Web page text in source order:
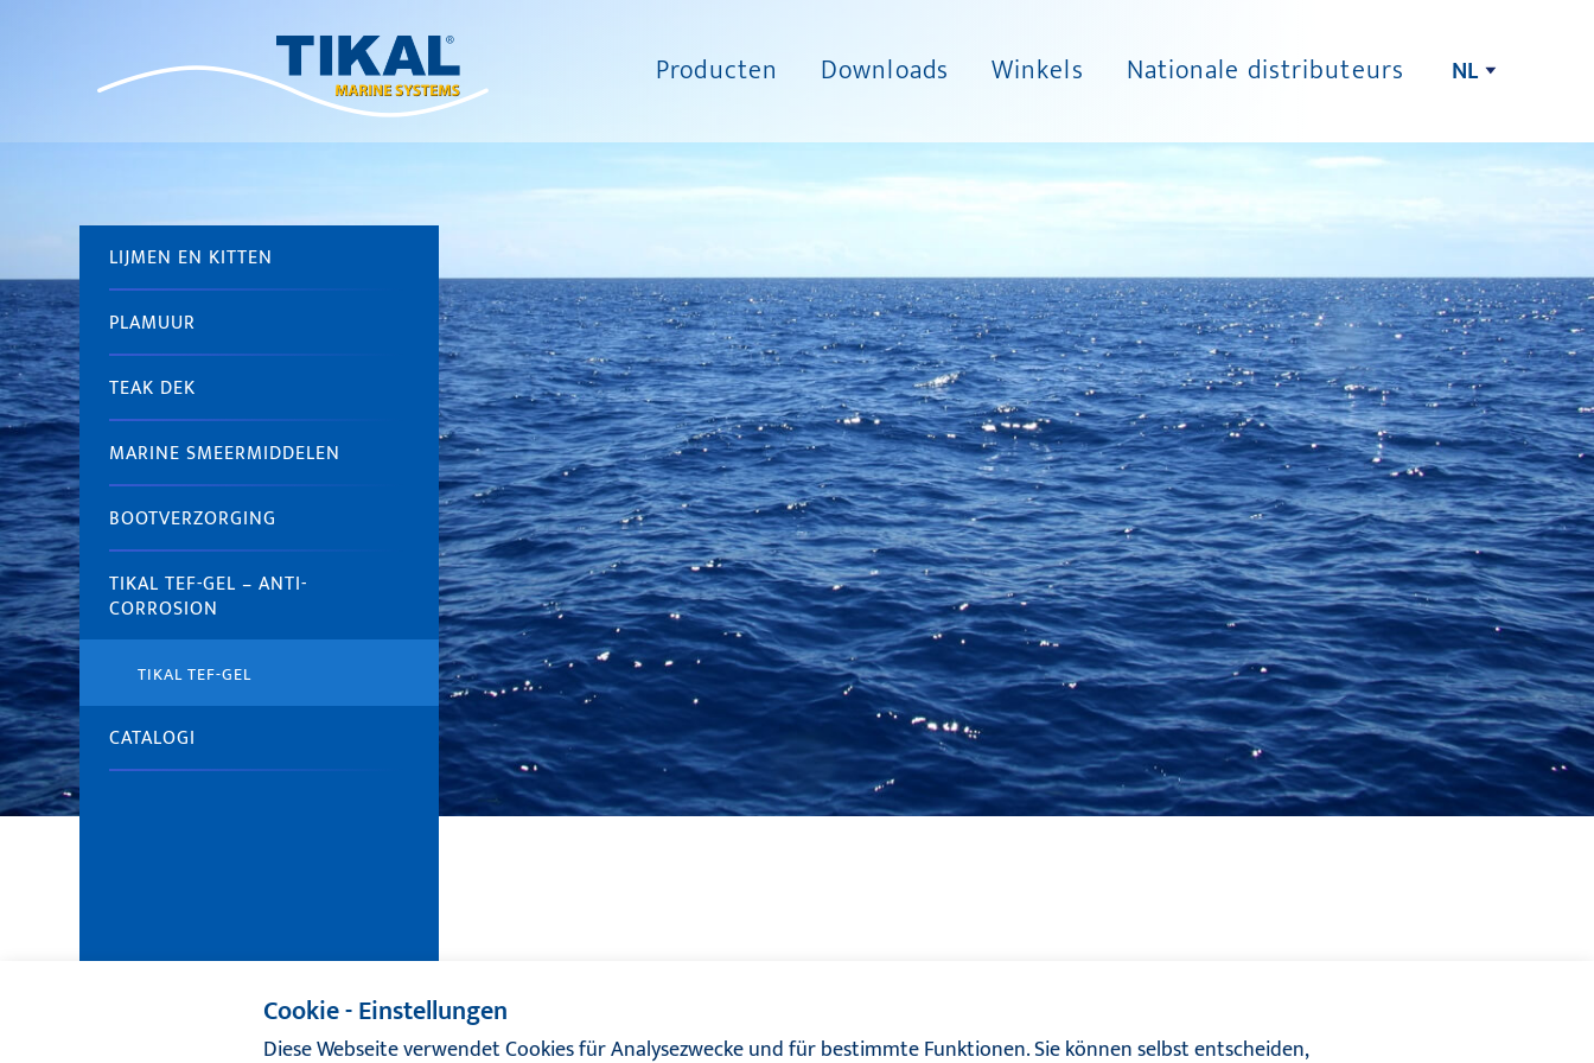
Producten Downloads Winkels Nationale distributeurs NL
LIJMEN EN KITTEN
PLAMUUR
TEAK DEK
MARINE SMEERMIDDELEN
BOOTVERZORGING
TIKAL TEF-GEL – ANTI-
CORROSION
TIKAL TEF-GEL
CATALOGI
Cookie - Einstellungen
Diese Webseite verwendet Cookies für Analysezwecke und für bestimmte Funktionen. Sie können selbst entscheiden,